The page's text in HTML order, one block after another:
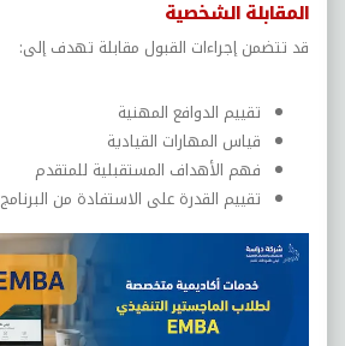
المقابلة الشخصية
قد تتضمن إجراءات القبول مقابلة تهدف إلى:
تقييم الدوافع المهنية
قياس المهارات القيادية
فهم الأهداف المستقبلية للمتقدم
تقييم القدرة على الاستفادة من البرنامج